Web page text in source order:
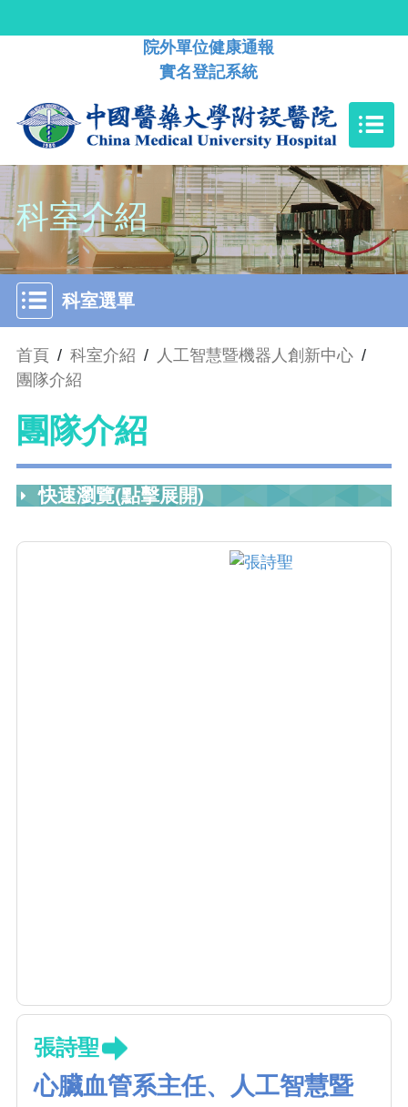
院外單位健康通報
實名登記系統
科室介紹
科室選單
首頁 / 科室介紹 / 人工智慧暨機器人創新中心 /
團隊介紹
團隊介紹
快速瀏覽(點擊展開)
張詩聖
心臟血管系主任、人工智慧暨